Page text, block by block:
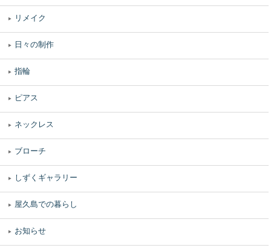
リメイク
日々の制作
指輪
ピアス
ネックレス
ブローチ
しずくギャラリー
屋久島での暮らし
お知らせ